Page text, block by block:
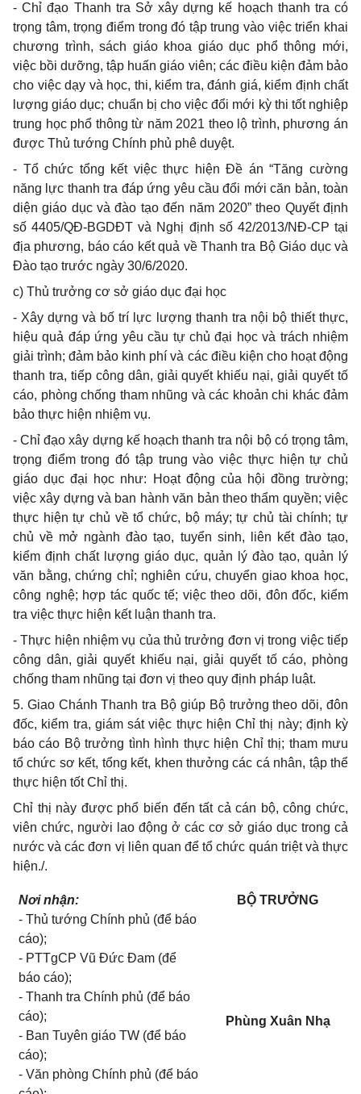
-Chỉ đạo Thanh tra Sở xây dựng kế hoạch thanh tra có
trọng tâm, trọng điểm trong đó tập trung vào việc triển khai
chương trình, sách giáo khoa giáo dục phổ thông mới,
việc bồi dưỡng, tập huấn giáo viên; các điều kiện đảm bảo
cho việc dạy và học, thi, kiểm tra, đánh giá, kiểm định chất
lượng giáo dục; chuẩn bị cho việc đổi mới kỳ thi tốt nghiệp
trung học phổ thông từ năm 2021 theo lộ trình, phương án
được Thủ tướng Chính phủ phê duyệt.
- Tổ chức tổng kết việc thực hiện Đề án “Tăng cường
năng lực thanh tra đáp ứng yêu cầu đổi mới căn bản, toàn
diện giáo dục và đào tạo đến năm 2020” theo Quyết định
số 4405/QĐ-BGDĐT và Nghị định số 42/2013/NĐ-CP tại
địa phương, báo cáo kết quả về Thanh tra Bộ Giáo dục và
Đào tạo trước ngày 30/6/2020.
c) Thủ trưởng cơ sở giáo dục đại học
- Xây dựng và bố trí lực lượng thanh tra nội bộ thiết thực,
hiệu quả đáp ứng yêu cầu tự chủ đại học và trách nhiệm
giải trình; đảm bảo kinh phí và các điều kiện cho hoạt động
thanh tra, tiếp công dân, giải quyết khiếu nại, giải quyết tố
cáo, phòng chống tham nhũng và các khoản chi khác đảm
bảo thực hiện nhiệm vụ.
-Chỉ đạo xây dựng kế hoạch thanh tra nội bộ có trọng tâm,
trọng điểm trong đó tập trung vào việc thực hiện tự chủ
giáo dục đại học như: Hoạt động của hội đồng trường;
việc xây dựng và ban hành văn bản theo thẩm quyền; việc
thực hiện tự chủ về tổ chức, bộ máy; tự chủ tài chính; tự
chủ về mở ngành đào tạo, tuyển sinh, liên kết đào tạo,
kiểm định chất lượng giáo dục, quản lý đào tạo, quản lý
văn bằng, chứng chỉ; nghiên cứu, chuyển giao khoa học,
công nghệ; hợp tác quốc tế; việc theo dõi, đôn đốc, kiểm
tra việc thực hiện kết luận thanh tra.
-Thực hiện nhiệm vụ của thủ trưởng đơn vị trong việc tiếp
công dân, giải quyết khiếu nại, giải quyết tố cáo, phòng
chống tham nhũng tại đơn vị theo quy định pháp luật.
5. Giao Chánh Thanh tra Bộ giúp Bộ trưởng theo dõi, đôn
đốc, kiểm tra, giám sát việc thực hiện Chỉ thị này; định kỳ
báo cáo Bộ trưởng tình hình thực hiện Chỉ thị; tham mưu
tổ chức sơ kết, tổng kết, khen thưởng các cá nhân, tập thể
thực hiện tốt Chỉ thị.
Chỉ thị này được phổ biến đến tất cả cán bộ, công chức,
viên chức, người lao động ở các cơ sở giáo dục trong cả
nước và các đơn vị liên quan để tổ chức quán triệt và thực
hiện./.
Nơi nhận:
-Thủ tướng Chính phủ (để báo
cáo);
- PTTgCP Vũ Đức Đam (để
báo cáo);
-Thanh tra Chính phủ (để báo
cáo);
- Ban Tuyên giáo TW (để báo
cáo);
-Văn phòng Chính phủ (để báo
BỘ TRƯỞNG
Phùng Xuân Nhạ